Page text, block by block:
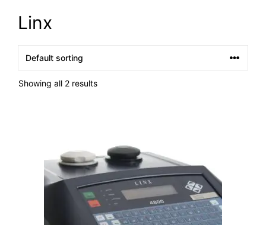
Linx
Showing all 2 results